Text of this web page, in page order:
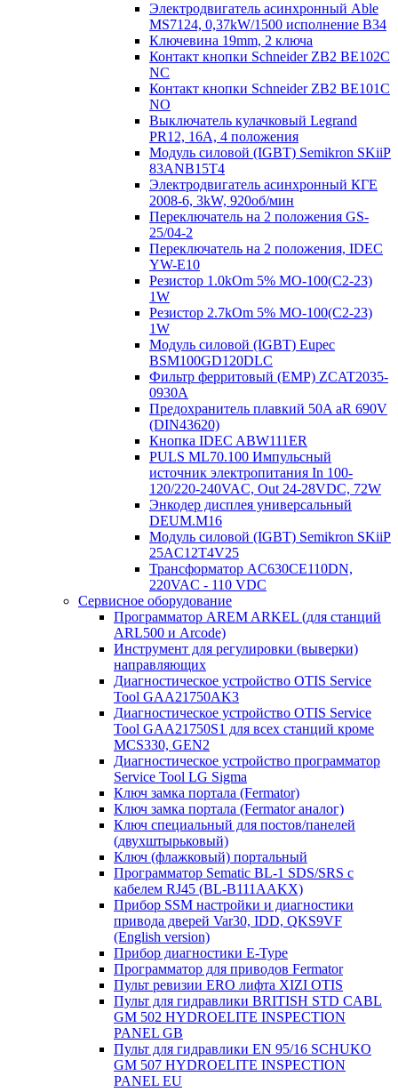
Электродвигатель асинхронный Able
MS7124, 0,37kW/1500 исполнение В34
Ключевина 19mm, 2 ключа
Контакт кнопки Schneider ZB2 BE102C
NC
Контакт кнопки Schneider ZB2 BE101C
NO
Выключатель кулачковый Legrand
PR12, 16A, 4 положения
Модуль силовой (IGBT) Semikron SKiiP
83ANB15T4
Электродвигатель асинхронный КГЕ
2008-6, 3kW, 920об/мин
Переключатель на 2 положения GS-
25/04-2
Переключатель на 2 положения, IDEC
YW-E10
Резистор 1.0kOm 5% МО-100(С2-23)
1W
Резистор 2.7kOm 5% МО-100(С2-23)
1W
Модуль силовой (IGBT) Eupec
BSM100GD120DLC
Фильтр ферритовый (EMP) ZCAT2035-
0930A
Предохранитель плавкий 50A aR 690V
(DIN43620)
Кнопка IDEC ABW111ER
PULS ML70.100 Импульсный
источник электропитания In 100-
120/220-240VAC, Out 24-28VDC, 72W
Энкодер дисплея универсальный
DEUM.M16
Модуль силовой (IGBT) Semikron SKiiP
25AC12T4V25
Трансформатор AC630CE110DN,
220VAC - 110 VDC
Сервисное оборудование
Программатор AREM ARKEL (для станций
ARL500 и Arcode)
Инструмент для регулировки (выверки)
направляющих
Диагностическое устройство OTIS Service
Tool GAA21750AK3
Диагностическое устройство OTIS Service
Tool GAA21750S1 для всех станций кроме
MCS330, GEN2
Диагностическое устройство программатор
Service Tool LG Sigma
Ключ замка портала (Fermator)
Ключ замка портала (Fermator аналог)
Ключ специальный для постов/панелей
(двухштырьковый)
Ключ (флажковый) портальный
Программатор Sematic BL-1 SDS/SRS с
кабелем RJ45 (BL-B111AAKX)
Прибор SSM настройки и диагностики
привода дверей Var30, IDD, QKS9VF
(English version)
Прибор диагностики E-Type
Программатор для приводов Fermator
Пульт ревизии ERO лифта XIZI OTIS
Пульт для гидравлики BRITISH STD CABL
GM 502 HYDROELITE INSPECTION
PANEL GB
Пульт для гидравлики EN 95/16 SCHUKO
GM 507 HYDROELITE INSPECTION
PANEL EU